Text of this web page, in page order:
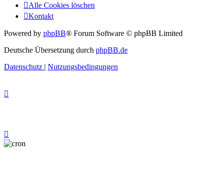
Alle Cookies löschen
Kontakt
Powered by phpBB® Forum Software © phpBB Limited
Deutsche Übersetzung durch phpBB.de
Datenschutz | Nutzungsbedingungen